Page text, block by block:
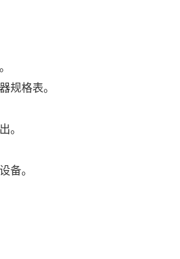
规格表。
。
备。